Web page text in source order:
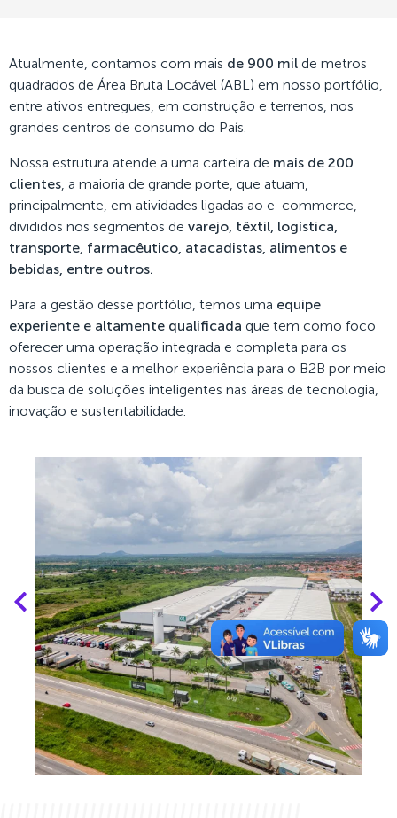
Atualmente, contamos com mais de 900 mil de metros
quadrados de Área Bruta Locável (ABL) em nosso portfólio,
entre ativos entregues, em construção e terrenos, nos
grandes centros de consumo do País.
Nossa estrutura atende a uma carteira de mais de 200
clientes, a maioria de grande porte, que atuam,
principalmente, em atividades ligadas ao e-commerce,
divididos nos segmentos de varejo, têxtil, logística,
transporte, farmacêutico, atacadistas, alimentos e
bebidas, entre outros.
Para a gestão desse portfólio, temos uma equipe
experiente e altamente qualificada que tem como foco
oferecer uma operação integrada e completa para os
nossos clientes e a melhor experiência para o B2B por meio
da busca de soluções inteligentes nas áreas de tecnologia,
inovação e sustentabilidade.